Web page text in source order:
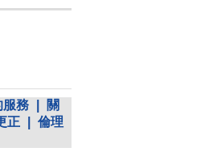
服務
關
正
倫理